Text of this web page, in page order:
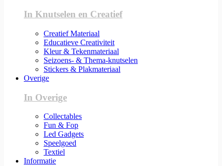
In Knutselen en Creatief
Creatief Materiaal
Educatieve Creativiteit
Kleur & Tekenmateriaal
Seizoens- & Thema-knutselen
Stickers & Plakmateriaal
Overige
In Overige
Collectables
Fun & Fop
Led Gadgets
Speelgoed
Textiel
Informatie